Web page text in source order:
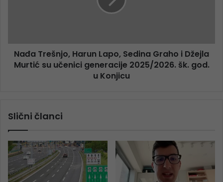
Nađa Trešnjo, Harun Lapo, Sedina Graho i Džejla
Murtić su učenici generacije 2025/2026. šk. god.
u Konjicu
Slični članci